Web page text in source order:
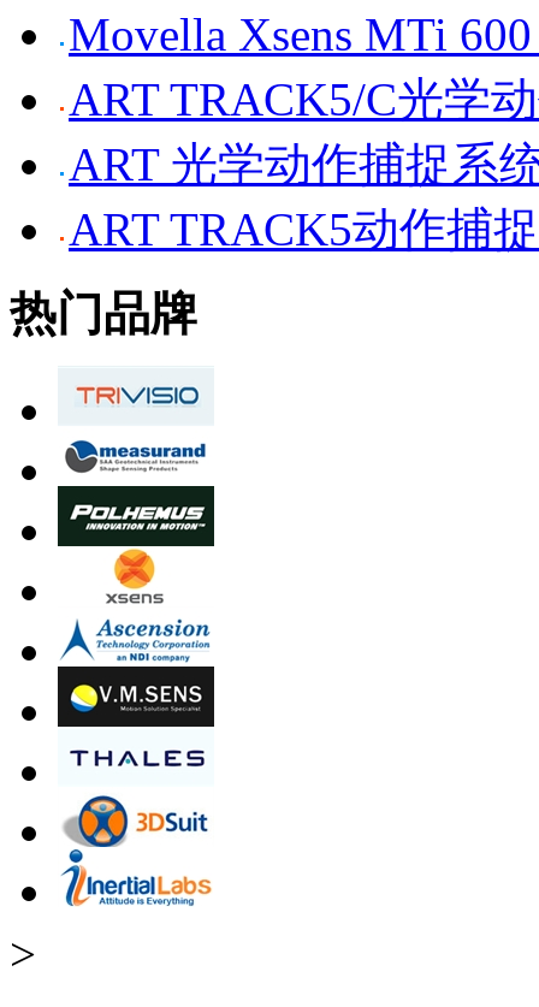
Movella Xsens MTi
ART TRACK5/C光学
ART 光学动作捕捉系
ART TRACK5动作捕
热门品牌
>